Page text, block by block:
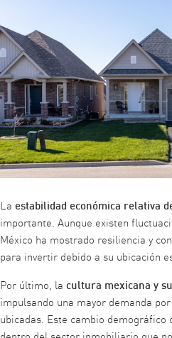
La estabilidad económica relativa
importante. Aunque existen
México ha mostrado resiliencia y
para invertir debido a su ubicación
Por último, la cultura mexicana y
impulsando una mayor demanda
ubicadas. Este cambio demográfico